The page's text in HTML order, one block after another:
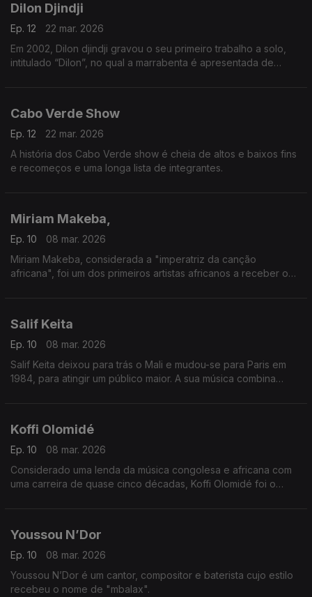
Dilon Djindji
Ep. 12
22 mar. 2026
Em 2002, Dilon djindji gravou o seu primeiro trabalho a solo,
intitulado “Dilon”, no qual a marrabenta é apresentada de
Cabo Verde Show
Ep. 12
22 mar. 2026
A história dos Cabo Verde show é cheia de altos e baixos fins
e recomeços e uma longa lista de integrantes.
Miriam Makeba,
Ep. 10
08 mar. 2026
Miriam Makeba, considerada a "imperatriz da canção
africana", foi um dos primeiros artistas africanos a receber o
Salif Keita
Ep. 10
08 mar. 2026
Salif Keita deixou para trás o Mali e mudou-se para Paris em
1984, para atingir um público maior. A sua música combina
Koffi Olomidé
Ep. 10
08 mar. 2026
Considerado uma lenda da música congolesa e africana com
uma carreira de quase cinco décadas, Koffi Olomidé foi o
Youssou N’Dor
Ep. 10
08 mar. 2026
Youssou N’Dor é um cantor, compositor e baterista cujo estilo
recebeu o nome de "mbalax".